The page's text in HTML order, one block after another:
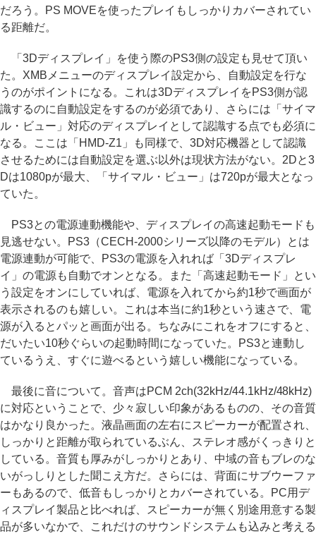
だろう。PS MOVEを使ったプレイもしっかりカバーされてい
る距離だ。
「3Dディスプレイ」を使う際のPS3側の設定も見せて頂い
た。XMBメニューのディスプレイ設定から、自動設定を行な
うのがポイントになる。これは3DディスプレイをPS3側が認
識するのに自動設定をするのが必須であり、さらには「サイマ
ル・ビュー」対応のディスプレイとして認識する点でも必須に
なる。ここは「HMD-Z1」も同様で、3D対応機器として認識
させるためには自動設定を選ぶ以外は現状方法がない。2Dと3
Dは1080pが最大、「サイマル・ビュー」は720pが最大となっ
ていた。
PS3との電源連動機能や、ディスプレイの高速起動モードも
見逃せない。PS3（CECH-2000シリーズ以降のモデル）とは
電源連動が可能で、PS3の電源を入れれば「3Dディスプレ
イ」の電源も自動でオンとなる。また「高速起動モード」とい
う設定をオンにしていれば、電源を入れてから約1秒で画面が
表示されるのも嬉しい。これは本当に約1秒という速さで、電
源が入るとパッと画面が出る。ちなみにこれをオフにすると、
だいたい10秒ぐらいの起動時間になっていた。PS3と連動し
ているうえ、すぐに遊べるという嬉しい機能になっている。
最後に音について。音声はPCM 2ch(32kHz/44.1kHz/48kHz)
に対応ということで、少々寂しい印象があるものの、その音質
はかなり良かった。液晶画面の左右にスピーカーが配置され、
しっかりと距離が取られているぶん、ステレオ感がくっきりと
している。音質も厚みがしっかりとあり、中域の音もブレのな
いがっしりとした聞こえ方だ。さらには、背面にサブウーファ
ーもあるので、低音もしっかりとカバーされている。PC用デ
ィスプレイ製品と比べれば、スピーカーが無く別途用意する製
品が多いなかで、これだけのサウンドシステムも込みと考える